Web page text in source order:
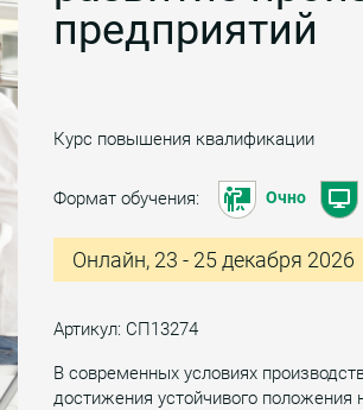
предприятий
Курс повышения квалификации
Формат обучения: Очно
Онлайн, 23 - 25 декабря 2026
Артикул: СП13274
В современных условиях
достижения устойчивого положения